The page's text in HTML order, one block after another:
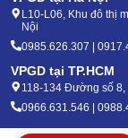
L10-L06, Khu đô thị
Nội
0985.626.307 |
VPGD tại TP.HCM
118-134 Đường số
0966.631.546 |